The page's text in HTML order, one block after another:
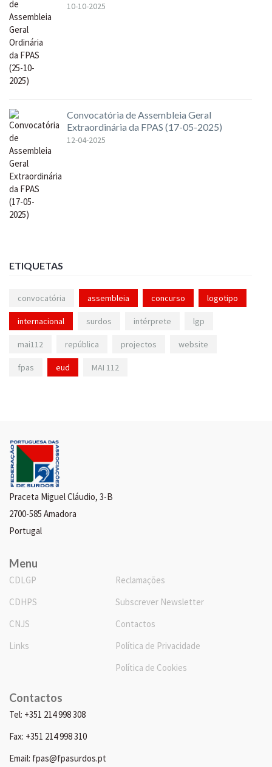
10-10-2025
Convocatória de Assembleia Geral
Extraordinária da FPAS (17-05-2025)
12-04-2025
ETIQUETAS
convocatória assembleia concurso logotipo
internacional surdos intérprete lgp
mai112 república projectos website
fpas eud MAI 112
Praceta Miguel Cláudio, 3-B
2700-585 Amadora
Portugal
Menu
CDLGP
CDHPS
CNJS
Links
Reclamações
Subscrever Newsletter
Contactos
Política de Privacidade
Política de Cookies
Contactos
Tel: +351 214 998 308
Fax: +351 214 998 310
Email: fpas@fpasurdos.pt